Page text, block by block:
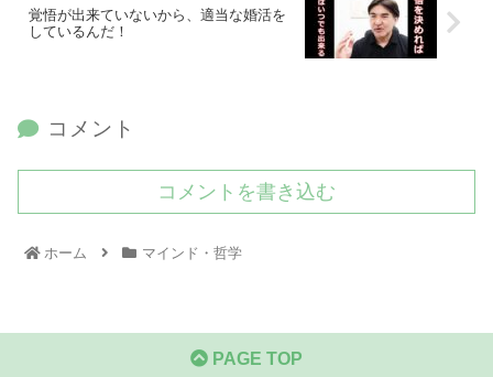
覚悟が出来ていないから、適当な婚活を
しているんだ！
コメント
コメントを書き込む
ホーム マインド・哲学
PAGE TOP